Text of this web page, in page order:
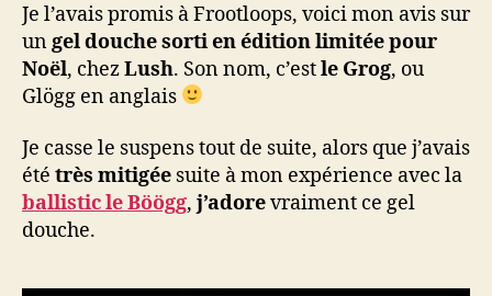
Je l’avais promis à Frootloops, voici mon avis sur
un gel douche sorti en édition limitée pour
Noël, chezLush. Son nom, c’estle Grog, ou
Glögg en anglais
Je casse le suspens tout de suite, alors que j’avais
été très mitigée suite à mon expérience avec la
ballistic le Böögg, j’adorevraiment ce gel
douche.